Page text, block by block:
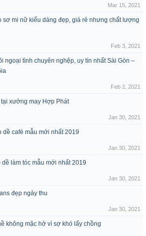
Mar 15, 2021
sơ mi nữ kiểu dáng đẹp, giá rẻ nhưng chất lượng
Feb 3, 2021
ngoại tình chuyên nghệp, uy tín nhất Sài Gòn –
Feb 2, 2021
xưởng may Hợp Phát
Jan 30, 2021
dề café mẫu mới nhất 2019
Jan 30, 2021
làm tóc mẫu mới nhất 2019
Jan 30, 2021
đẹp ngày thu
Jan 30, 2021
không mặc hở vì sợ khó lấy chồng